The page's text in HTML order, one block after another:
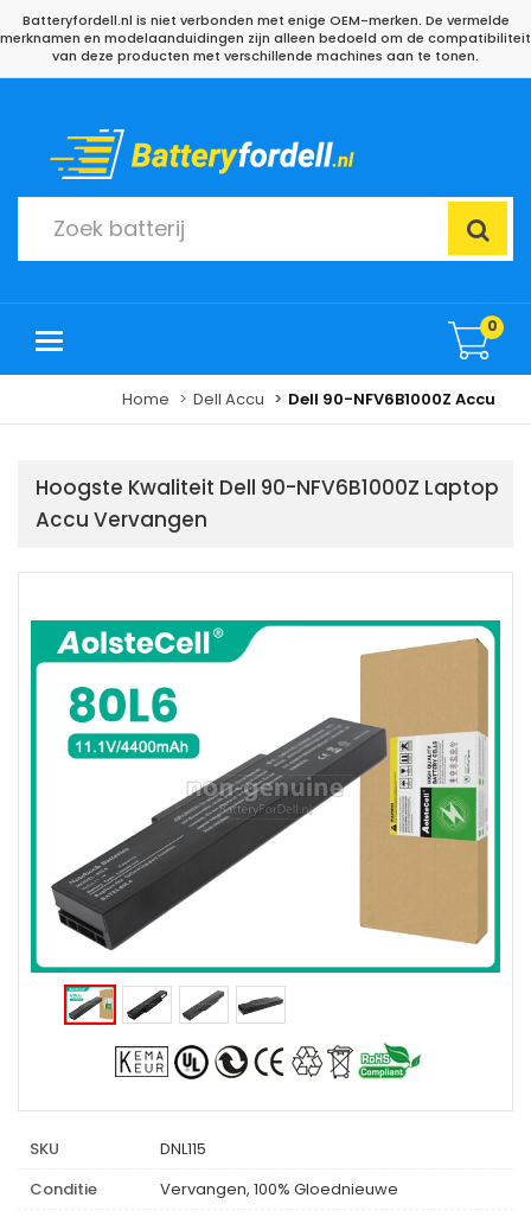
Batteryfordell.nl is niet verbonden met enige OEM-merken. De vermelde
merknamen en modelaanduidingen zijn alleen bedoeld om de compatibiliteit
van deze producten met verschillende machines aan te tonen.
0
Home Dell Accu Dell 90-NFV6B1000Z Accu
Hoogste Kwaliteit Dell 90-NFV6B1000Z Laptop
Accu Vervangen
SKU
DNL115
Conditie
Vervangen, 100% Gloednieuwe